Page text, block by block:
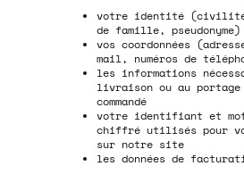
votre identité (civilité,
de famille, pseudonyme)
vos coordonnées
mail, numéros de
les informations
livraison ou au portage
commandé
votre identifiant et mot
chiffré utilisés pour
sur notre site
les données de